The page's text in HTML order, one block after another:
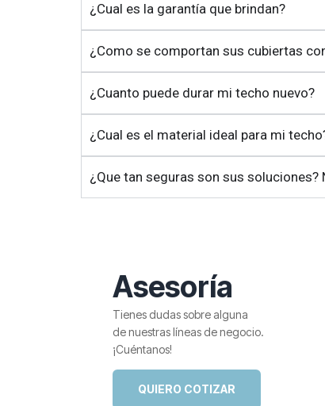
¿Cual es la garantía que brindan?
¿Como se comportan sus cubiertas
¿Cuanto puede durar mi techo nuevo?
¿Cual es el material ideal para mi
¿Que tan seguras son sus soluciones?
Asesoría
Tienes dudas sobre alguna
de nuestras líneas de negocio.
¡Cuéntanos!
QUIERO COTIZAR